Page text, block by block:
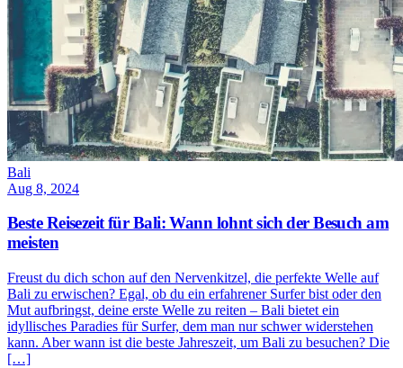
Bali
Aug 8, 2024
Beste Reisezeit für Bali: Wann lohnt sich der Besuch am
meisten
Freust du dich schon auf den Nervenkitzel, die perfekte Welle auf
Bali zu erwischen? Egal, ob du ein erfahrener Surfer bist oder den
Mut aufbringst, deine erste Welle zu reiten – Bali bietet ein
idyllisches Paradies für Surfer, dem man nur schwer widerstehen
kann. Aber wann ist die beste Jahreszeit, um Bali zu besuchen? Die
[…]